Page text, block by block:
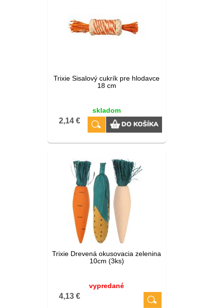
Trixie Sisalový cukrík pre hlodavce
18 cm
skladom
2,14 €
Trixie Drevená okusovacia zelenina
10cm (3ks)
vypredané
4,13 €